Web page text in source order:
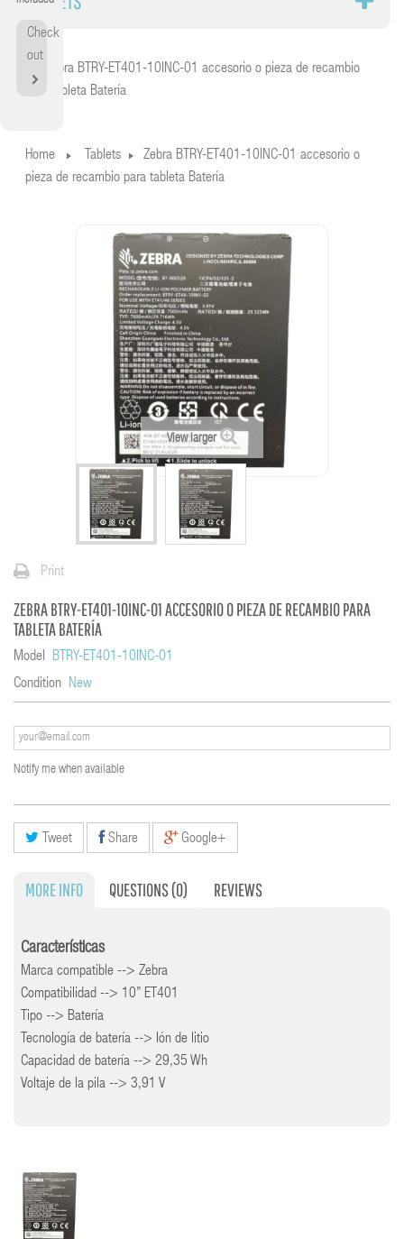
Check
out
Home
Zebra BTRY-ET401-10INC-01 accesorio o pieza de recambio
para tableta Batería
Home Tablets
Zebra BTRY-ET401-10INC-01 accesorio o
pieza de recambio para tableta Batería
View larger
Print
ZEBRA BTRY-ET401-10INC-01 ACCESORIO O PIEZA DE RECAMBIO PARA
TABLETA BATERÍA
Model
BTRY-ET401-10INC-01
Condition New
Notify me when available
Tweet Share Google+
MORE INFO QUESTIONS(0) REVIEWS
Características
Marca compatible --> Zebra
Compatibilidad --> 10” ET401
Tipo --> Batería
Tecnología de batería --> Ión de litio
Capacidad de batería --> 29,35 Wh
Voltaje de la pila --> 3,91 V